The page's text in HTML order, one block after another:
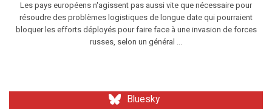
Les pays européens n'agissent pas aussi vite que nécessaire pour
résoudre des problèmes logistiques de longue date qui pourraient
bloquer les efforts déployés pour faire face à une invasion de forces
russes, selon un général ...
Bluesky